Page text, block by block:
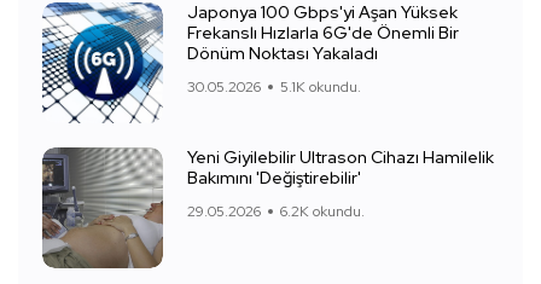
Japonya 100 Gbps'yi Aşan Yüksek
Frekanslı Hızlarla 6G'de Önemli Bir
Dönüm Noktası Yakaladı
30.05.2026 5.1K okundu.
Yeni Giyilebilir Ultrason Cihazı Hamilelik
Bakımını 'Değiştirebilir'
29.05.2026 6.2K okundu.